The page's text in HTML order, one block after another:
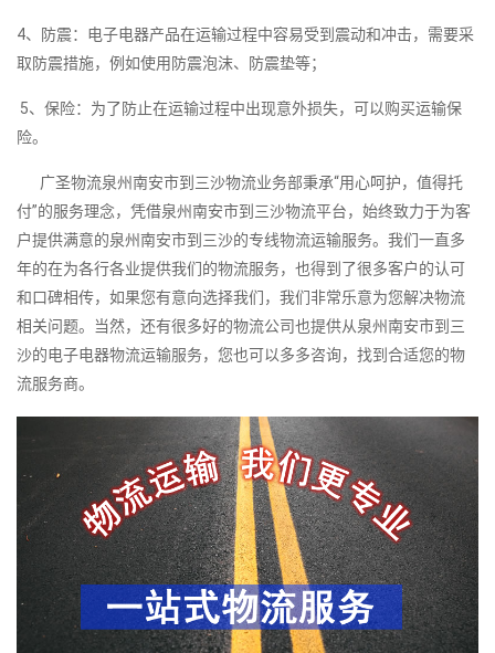
4、防震：电子电器产品在运输过程中容易受到震动和冲击，需要采
取防震措施，例如使用防震泡沫、防震垫等；
5、保险：为了防止在运输过程中出现意外损失，可以购买运输保
险。
广圣物流泉州南安市到三沙物流业务部秉承“用心呵护，值得托
付”的服务理念，凭借泉州南安市到三沙物流平台，始终致力于为客
户提供满意的泉州南安市到三沙的专线物流运输服务。我们一直多
年的在为各行各业提供我们的物流服务，也得到了很多客户的认可
和口碑相传，如果您有意向选择我们，我们非常乐意为您解决物流
相关问题。当然，还有很多好的物流公司也提供从泉州南安市到三
沙的电子电器物流运输服务，您也可以多多咨询，找到合适您的物
流服务商。